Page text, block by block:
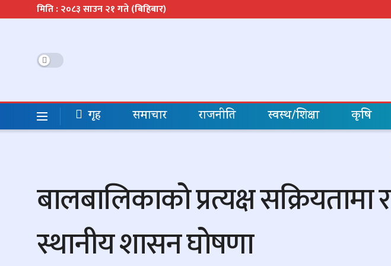
मिति : २०८३ साउन २१ गते (बिहिबार)
गृह समाचार राजनीति स्वस्थ/शिक्षा कृषि
बालबालिकाको प्रत्यक्ष
स्थानीय शासन घोषणा